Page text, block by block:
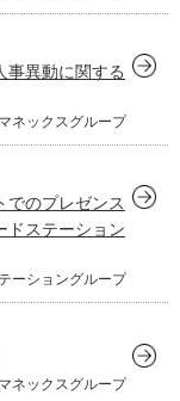
事異動に関する
マネックスグループ
でのプレゼンス
ドステーション
ーショングループ
マネックスグループ